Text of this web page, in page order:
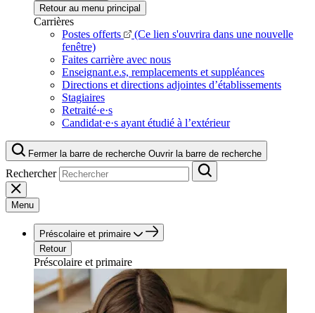
Retour au menu principal
Carrières
Postes offerts
(Ce lien s'ouvrira dans une nouvelle
fenêtre)
Faites carrière avec nous
Enseignant.e.s, remplacements et suppléances
Directions et directions adjointes d’établissements
Stagiaires
Retraité·e·s
Candidat·e·s ayant étudié à l’extérieur
Fermer la barre de recherche Ouvrir la barre de recherche
Rechercher
Menu
Préscolaire et primaire
Retour
Préscolaire et primaire